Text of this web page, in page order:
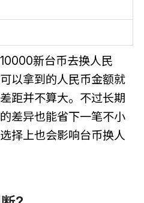
新台币去换人民
以拿到的人民币金额就
距并不算大。不过长期
差异也能省下一笔不小
择上也会影响台币换人